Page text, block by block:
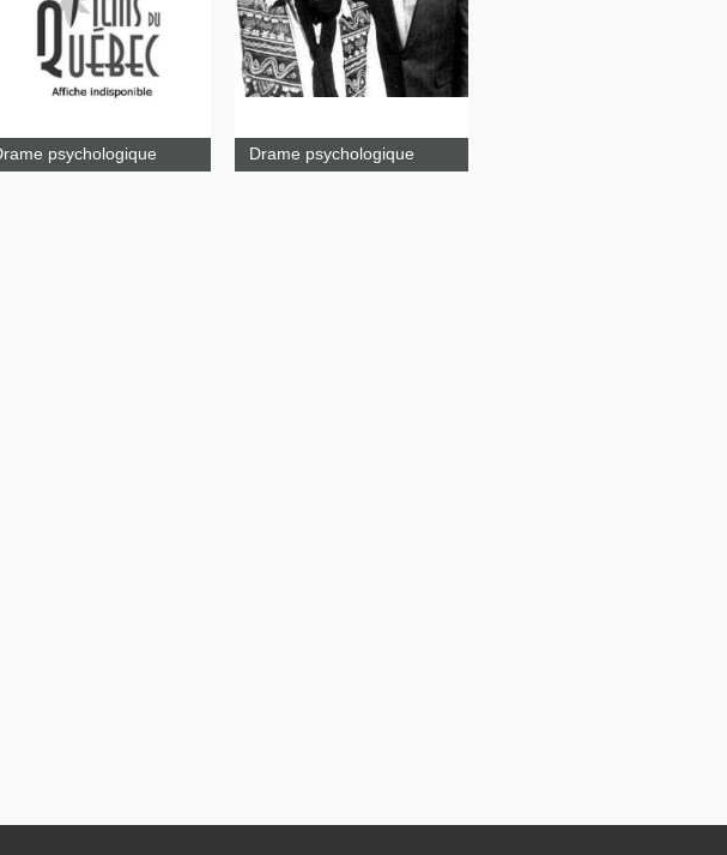
psychologique
Beaux
Drame psychologique